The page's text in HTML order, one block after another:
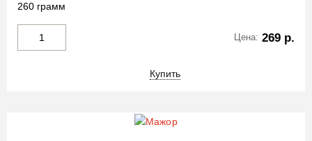
260 грамм
Цена: 269 р.
Купить